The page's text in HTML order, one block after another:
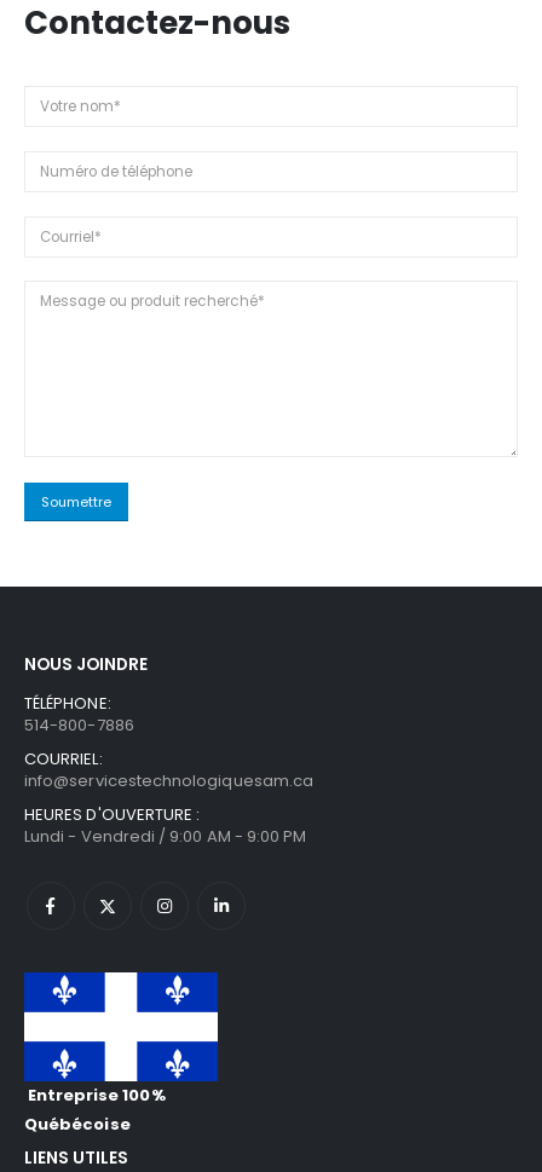
Contactez-nous
NOUS JOINDRE
TÉLÉPHONE:
514-800-7886
COURRIEL:
info@servicestechnologiquesam.ca
HEURES D'OUVERTURE :
Lundi - Vendredi / 9:00 AM - 9:00 PM
Entreprise 100%
Québécoise
LIENS UTILES